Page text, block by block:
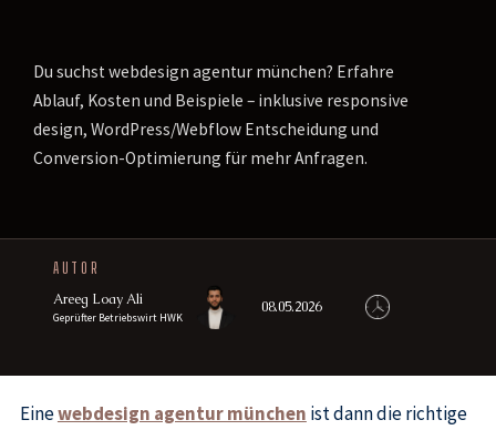
Du suchst webdesign agentur münchen? Erfahre
Ablauf, Kosten und Beispiele – inklusive responsive
design, WordPress/Webflow Entscheidung und
Conversion-Optimierung für mehr Anfragen.
AUTOR
Areeg Loay Ali
Geprüfter Betriebswirt HWK
08.05.2026
Einewebdesign agentur münchen ist dann die richtige